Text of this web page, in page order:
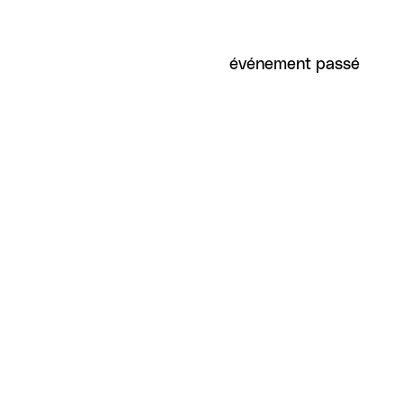
événement passé